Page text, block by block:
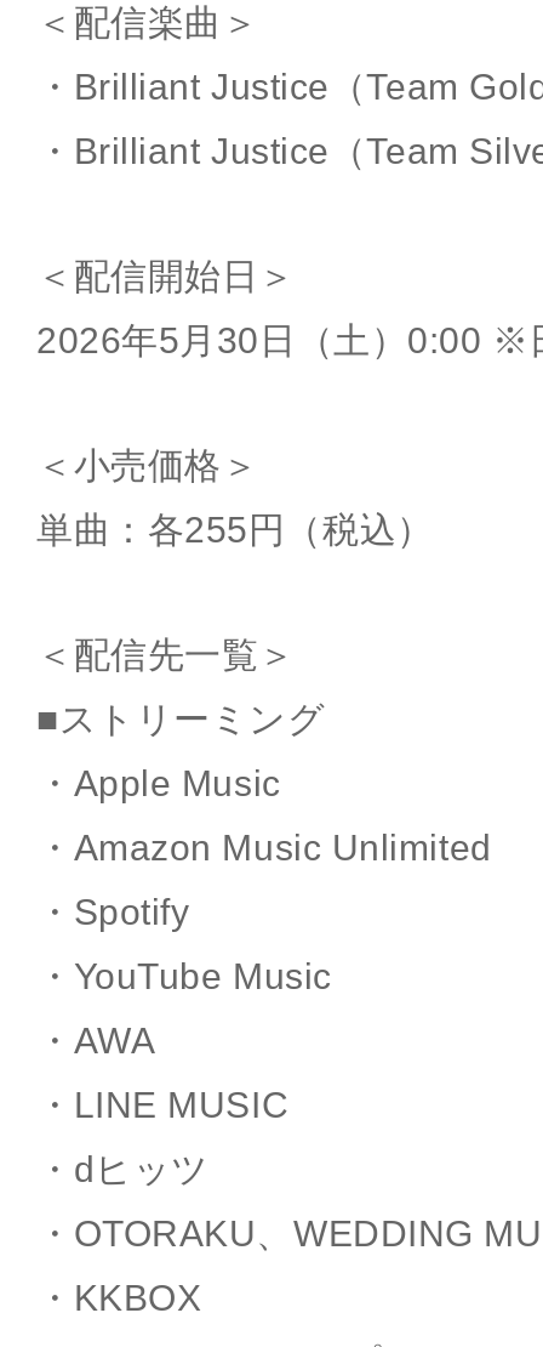
＜配信楽曲＞
・Brilliant Justice（Team
・Brilliant Justice（Team
＜配信開始日＞
2026年5月30日（土）0:00 ※
＜小売価格＞
単曲：各255円（税込）
＜配信先一覧＞
■ストリーミング
・Apple Music
・Amazon Music Unlimited
・Spotify
・YouTube Music
・AWA
・LINE MUSIC
・dヒッツ
・OTORAKU、WEDDING
・KKBOX